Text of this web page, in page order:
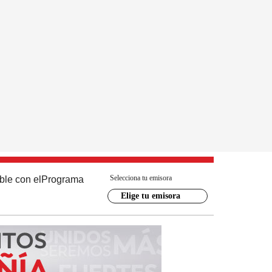
con el Programa Selecciona tu emisora
Elige tu emisora